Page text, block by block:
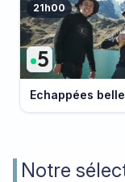
21h00
Echappées
Notre